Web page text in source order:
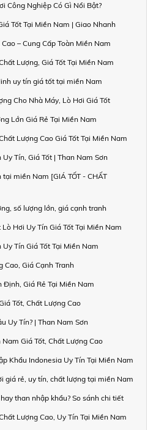
Công Nghiệp Có Gì Nổi Bật?
Tốt Tại Miền Nam | Giao Nhanh
– Cung Cấp Toàn Miền Nam
Lượng, Giá Tốt Tại Miền Nam
uy tín giá tốt tại miền Nam
Cho Nhà Máy, Lò Hơi Giá Tốt
Lớn Giá Rẻ Tại Miền Nam
Lượng Cao Giá Tốt Tại Miền Nam
Tín, Giá Tốt | Than Nam Sơn
miền Nam [GIÁ TỐT - CHẤT
số lượng lớn, giá cạnh tranh
Hơi Uy Tín Giá Tốt Tại Miền Nam
Tín Giá Tốt Tại Miền Nam
Cao, Giá Cạnh Tranh
Định, Giá Rẻ Tại Miền Nam
Tốt, Chất Lượng Cao
Uy Tín? | Than Nam Sơn
Giá Tốt, Chất Lượng Cao
Khẩu Indonesia Uy Tín Tại Miền Nam
giá rẻ, uy tín, chất lượng tại miền Nam
than nhập khẩu? So sánh chi tiết
Lượng Cao, Uy Tín Tại Miền Nam